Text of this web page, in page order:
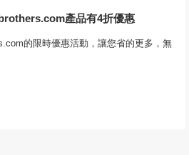
產品有4折優惠
的限時優惠活動，讓您省的更多，無